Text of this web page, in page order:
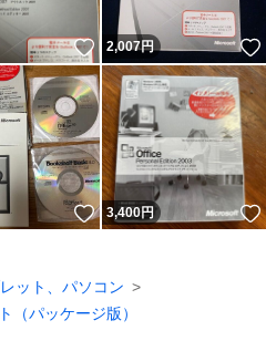
いいね！
2,007円
いいね！
3,400円
ット、パソコン
（パッケージ版）